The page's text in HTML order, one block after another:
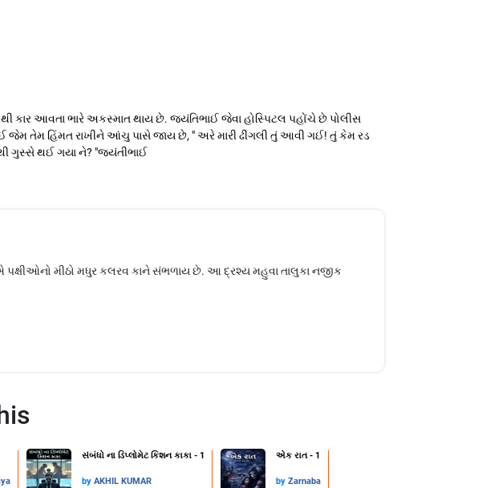
આવતા ભારે અકસ્માત થાય છે. જ્યંતિભાઈ જેવા હોસ્પિટલ પહોંચે છે પોલીસ
જેમ તેમ હિંમત રાખીને આંચુ પાસે જાય છે, " અરે મારી ઢીંગલી તું આવી ગઈ! તું કેમ રડ
ગુસ્સે થઈ ગયા ને? "જયંતીભાઈ
મીઠો મધુર કલરવ કાને સંભળાય છે. આ દ્રશ્ય મહુવા તાલુકા નજીક
સંબંધો ના ડિપ્લોમેટ કિશન કાકા - 1
by AKHIL KUMAR
એક રાત - 1
by Zarnaba